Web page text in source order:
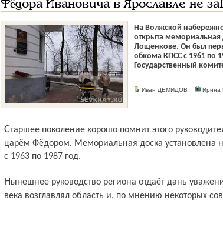
Фёдора Ивановича в Ярославле не
На Волжской
открыта мемориальная
Лощенкове. Он был
обкома КПСС с 1961 по
Государственный
Иван ДЕМИДОВ Ирина
Старшее поколение хорошо помнит этого руководителя, которого в народе прозвали
царём Фёдором. Мемориальная доска установлена
с 1963 по 1987 год.
Нынешнее руководство региона отдаёт дань уважения человеку, который четверть
века возглавлял область и, по мнению некоторых